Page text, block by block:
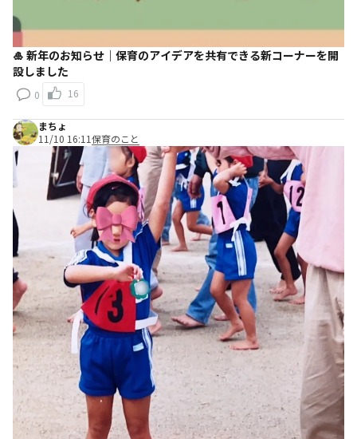
🎍 新年のお知らせ｜保育のアイデアを共有できる新コーナーを開
設しました
0 16
まちょ
11/10 16:11保育のこと